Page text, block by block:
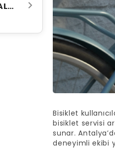
Bisiklet
bisiklet servisi
sunar.
deneyimli ekibi
ANTALYA BISIKLET KIRALAMA REHBERI: FIYATLAR VE ÖNERILER